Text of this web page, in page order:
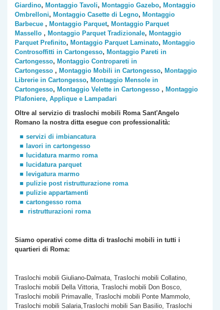
Giardino, Montaggio Tavoli, Montaggio Gazebo, Montaggio
Ombrelloni, Montaggio Casette di Legno, Montaggio
Barbecue , Montaggio Parquet, Montaggio Parquet
Massello , Montaggio Parquet Tradizionale, Montaggio
Parquet Prefinito, Montaggio Parquet Laminato, Montaggio
Controsoffitti in Cartongesso, Montaggio Pareti in
Cartongesso, Montaggio Contropareti in
Cartongesso , Montaggio Mobili in Cartongesso, Montaggio
Librerie in Cartongesso, Montaggio Mensole in
Cartongesso, Montaggio Velette in Cartongesso , Montaggio
Plafoniere, Applique e Lampadari
Oltre al servizio di traslochi mobili Roma Sant'Angelo
Romano la nostra ditta esegue con professionalità:
servizi di imbiancatura
lavori in cartongesso
lucidatura marmo roma
lucidatura parquet
levigatura marmo
pulizie post ristrutturazione roma
pulizie appartamenti
cartongesso roma
ristrutturazioni roma
Siamo operativi come ditta di traslochi mobili in tutti i
quartieri di Roma:
Traslochi mobili Giuliano-Dalmata, Traslochi mobili Collatino,
Traslochi mobili Della Vittoria, Traslochi mobili Don Bosco,
Traslochi mobili Primavalle, Traslochi mobili Ponte Mammolo,
Traslochi mobili Salaria,Traslochi mobili San Basilio, Traslochi